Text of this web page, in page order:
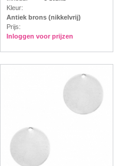
Kleur:
Antiek brons (nikkelvrij)
Prijs:
Inloggen voor prijzen